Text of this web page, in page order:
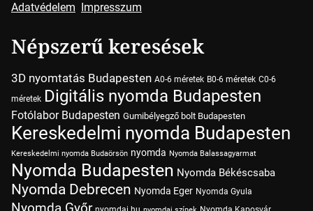
Adatvédelem Impresszum
Népszerű keresések
3D nyomtatás Budapesten A0-6 méretek B0-6 méretek C0-6
méretek Digitális nyomda Budapesten
Fotólabor Budapesten Gumibélyegző bolt Budapesten
Kereskedelmi nyomda Budapesten
Kereskedelmi nyomda Budaörsön nyomda Nyomda Balassagyarmat
Nyomda Budapesten Nyomda Békéscsaba
Nyomda Debrecen Nyomda Eger Nyomda Gyula